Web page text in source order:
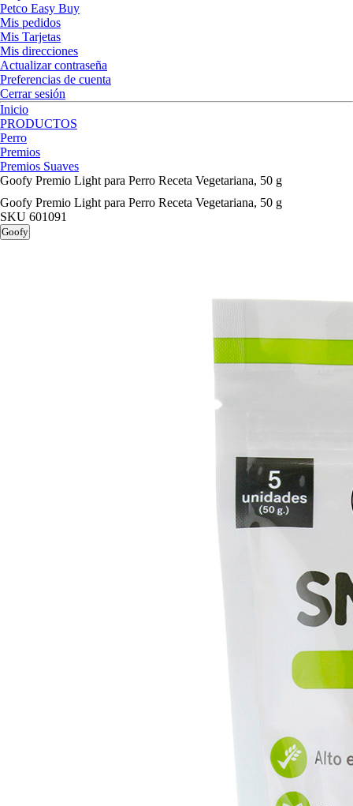
Petco Easy Buy
Mis pedidos
Mis Tarjetas
Mis direcciones
Actualizar contraseña
Preferencias de cuenta
Cerrar sesión
Inicio
PRODUCTOS
Perro
Premios
Premios Suaves
Goofy Premio Light para Perro Receta Vegetariana, 50 g
Goofy Premio Light para Perro Receta Vegetariana, 50 g
SKU 601091
Goofy